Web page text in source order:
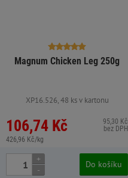
Magnum Chicken Leg 250g
XP16.526, 48 ks v kartonu
106,74 Kč
426,96 Kč/kg
95,30 Kč
bez DPH
+
-
Do košíku